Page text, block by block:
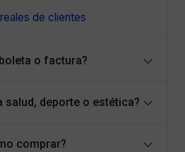
de clientes
o factura?
salud, deporte o estética?
comprar?